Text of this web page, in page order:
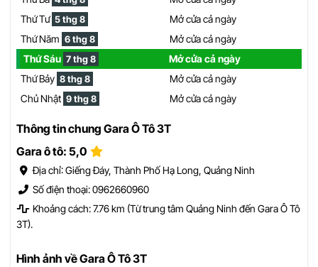
Thứ Tư 5 thg 8
Mở cửa cả ngày
Thứ Năm 6 thg 8
Mở cửa cả ngày
Thứ Sáu 7 thg 8
Mở cửa cả ngày
Thứ Bảy 8 thg 8
Mở cửa cả ngày
Chủ Nhật 9 thg 8 Mở cửa cả ngày
Thông tin chung Gara Ô Tô 3T
Gara ô tô: 5,0
Địa chỉ: Giếng Đáy, Thành Phố Hạ Long, Quảng Ninh
Số điện thoại: 0962660960
Khoảng cách: 7.76 km (Từ trung tâm Quảng Ninh đến Gara Ô Tô
3T).
Hình ảnh về Gara Ô Tô 3T